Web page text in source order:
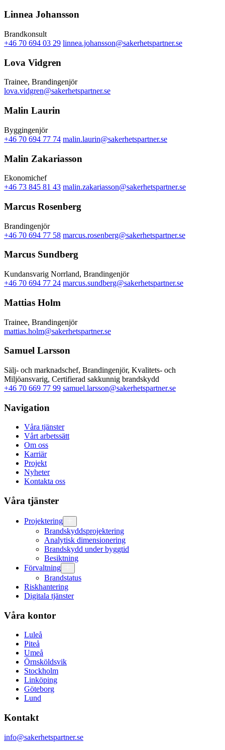
Linnea Johansson
Brandkonsult
+46 70 694 03 29 linnea.johansson@sakerhetspartner.se
Lova Vidgren
Trainee, Brandingenjör
lova.vidgren@sakerhetspartner.se
Malin Laurin
Byggingenjör
+46 70 694 77 74 malin.laurin@sakerhetspartner.se
Malin Zakariasson
Ekonomichef
+46 73 845 81 43 malin.zakariasson@sakerhetspartner.se
Marcus Rosenberg
Brandingenjör
+46 70 694 77 58 marcus.rosenberg@sakerhetspartner.se
Marcus Sundberg
Kundansvarig Norrland, Brandingenjör
+46 70 694 77 24 marcus.sundberg@sakerhetspartner.se
Mattias Holm
Trainee, Brandingenjör
mattias.holm@sakerhetspartner.se
Samuel Larsson
Sälj- och marknadschef, Brandingenjör, Kvalitets- och
Miljöansvarig, Certifierad sakkunnig brandskydd
+46 70 669 77 99 samuel.larsson@sakerhetspartner.se
Navigation
Våra tjänster
Vårt arbetssätt
Om oss
Karriär
Projekt
Nyheter
Kontakta oss
Våra tjänster
Projektering
Brandskyddsprojektering
Analytisk dimensionering
Brandskydd under byggtid
Besiktning
Förvaltning
Brandstatus
Riskhantering
Digitala tjänster
Våra kontor
Luleå
Piteå
Umeå
Örnsköldsvik
Stockholm
Linköping
Göteborg
Lund
Kontakt
info@sakerhetspartner.se